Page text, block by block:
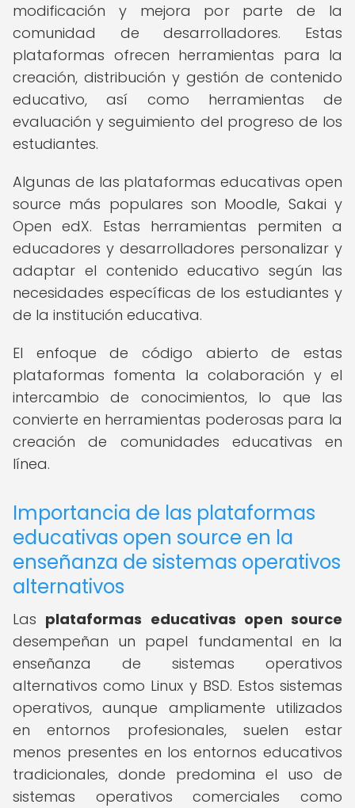
modificación y mejora por parte de la
comunidad de desarrolladores. Estas
plataformas ofrecen herramientas para la
creación, distribución y gestión de contenido
educativo, así como herramientas de
evaluación y seguimiento del progreso de los
estudiantes.
Algunas de las plataformas educativas open
source más populares son Moodle, Sakai y
Open edX. Estas herramientas permiten a
educadores y desarrolladores personalizar y
adaptar el contenido educativo según las
necesidades específicas de los estudiantes y
de la institución educativa.
El enfoque de código abierto de estas
plataformas fomenta la colaboración y el
intercambio de conocimientos, lo que las
convierte en herramientas poderosas para la
creación de comunidades educativas en
línea.
Importancia de las plataformas
educativas open source en la
enseñanza de sistemas operativos
alternativos
Las plataformas educativas open source
desempeñan un papel fundamental en la
enseñanza de sistemas operativos
alternativos como Linux y BSD. Estos sistemas
operativos, aunque ampliamente utilizados
en entornos profesionales, suelen estar
menos presentes en los entornos educativos
tradicionales, donde predomina el uso de
sistemas operativos comerciales como